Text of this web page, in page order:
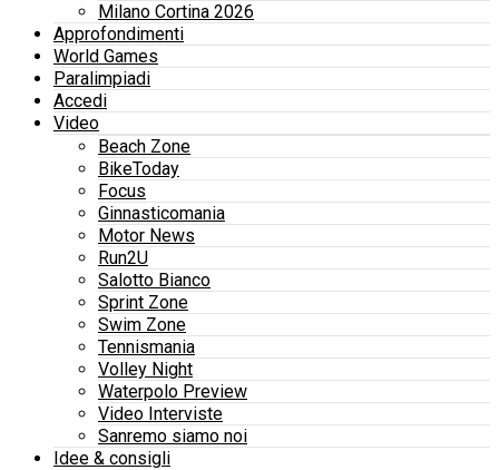
Milano Cortina 2026
Approfondimenti
World Games
Paralimpiadi
Accedi
Video
Beach Zone
BikeToday
Focus
Ginnasticomania
Motor News
Run2U
Salotto Bianco
Sprint Zone
Swim Zone
Tennismania
Volley Night
Waterpolo Preview
Video Interviste
Sanremo siamo noi
Idee & consigli